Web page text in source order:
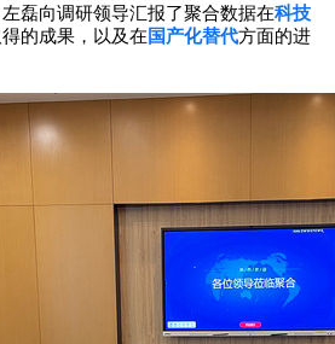
磊向调研领导汇报了聚合数据在科技
的成果，以及在 国产化替代方面的进